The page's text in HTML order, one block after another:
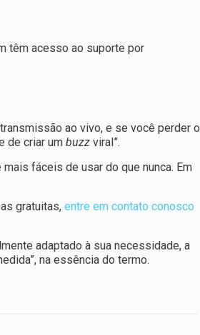
têmacesso ao suporte por
ao vivo, e se você perder o
de criar umbuzz viral”.
fáceis de usar do que nunca. Em
gratuitas,entre em contato conosco
adaptado à sua necessidade, a
na essência do termo.